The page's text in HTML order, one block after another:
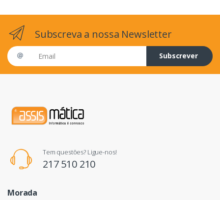
Subscreva a nossa Newsletter
Email address
Subscrever
Tem questões? Ligue-nos!
217 510 210
Morada